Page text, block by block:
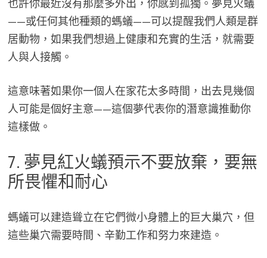
也許你最近沒有那麼多外出，你感到孤獨。夢見火蟻
——或任何其他種類的螞蟻——可以提醒我們人類是群
居動物，如果我們想過上健康和充實的生活，就需要
人與人接觸。
這意味著如果你一個人在家花太多時間，出去見幾個
人可能是個好主意——這個夢代表你的潛意識推動你
這樣做。
7. 夢見紅火蟻預示不要放棄，要無
所畏懼和耐心
螞蟻可以建造聳立在它們微小身體上的巨大巢穴，但
這些巢穴需要時間、辛勤工作和努力來建造。